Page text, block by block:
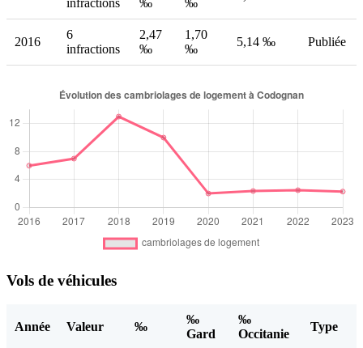
infractions
‰
‰
2016
6
infractions
2,47
‰
1,70
‰
5,14 ‰ Publiée
Vols de véhicules
Année Valeur ‰
‰
Gard
‰
Occitanie
Type